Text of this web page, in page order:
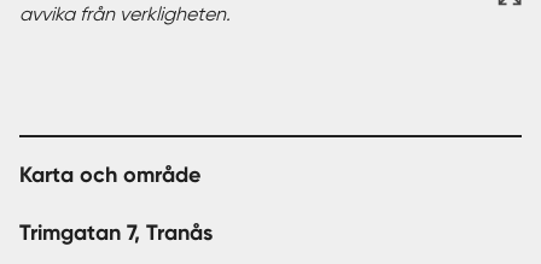
avvika från verkligheten.
Karta och område
Trimgatan 7, Tranås